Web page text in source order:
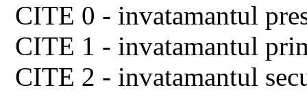
CITE 0 - invatamantul
CITE 1 - invatamantul
CITE 2 - invatamantul